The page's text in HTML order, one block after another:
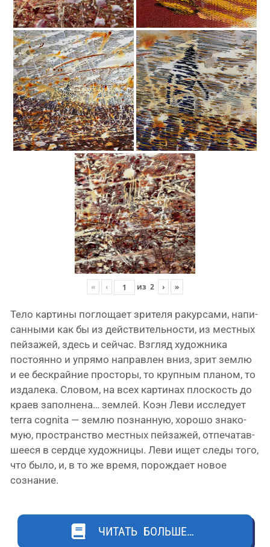
« ‹ из 2 › »
Тело кар­ти­ны погло­ща­ет зри­те­ля ракур­са­ми, напи­
сан­ны­ми как бы из дей­стви­тель­но­сти, из мест­ных
пей­за­жей, здесь и сей­час. Взгляд худож­ни­ка
посто­ян­но и упря­мо направ­лен вниз, зрит зем­лю
и ее бес­край­ние про­сто­ры, то круп­ным пла­ном, то
изда­ле­ка. Словом, на всех кар­ти­нах плос­кость до
кра­ев запол­не­на… зем­лей. Коэн Леви иссле­ду­ет
terra cognita — зем­лю познан­ную, хоро­шо зна­ко­
мую, про­стран­ство мест­ных пей­за­жей, отпе­ча­тав­
ше­е­ся в серд­це худож­ни­цы. Леви ищет сле­ды того,
что было, и, в то же вре­мя, порож­да­ет новое
сознание.
ЧИТАТЬ БОЛЬШЕ…